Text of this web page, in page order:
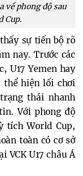
về phong độ sau
Cup.
sự tiến bộ rõ
nay. Trước các
U17 Yemen hay
thể hiện lối chơi
thái nhanh
Với phong độ
tích World Cup,
toàn có cơ sở
VCK U17 châu Á